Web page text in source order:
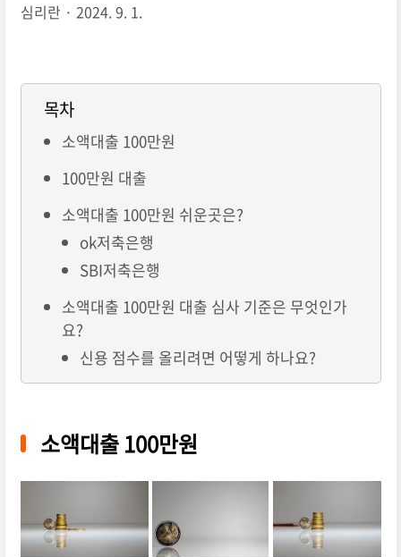
심리란 2024. 9. 1.
목차
소액대출 100만원
100만원 대출
소액대출 100만원 쉬운곳은?
ok저축은행
SBI저축은행
소액대출 100만원 대출 심사 기준은 무엇인가
요?
신용 점수를 올리려면 어떻게 하나요?
소액대출 100만원